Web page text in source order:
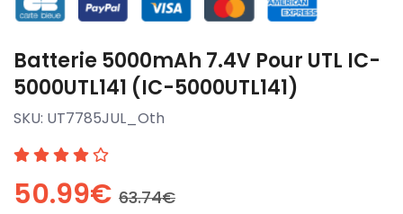
Batterie 5000mAh 7.4V Pour UTL IC-
5000UTL141 (IC-5000UTL141)
SKU: UT7785JUL_Oth
50.99€ 63.74€